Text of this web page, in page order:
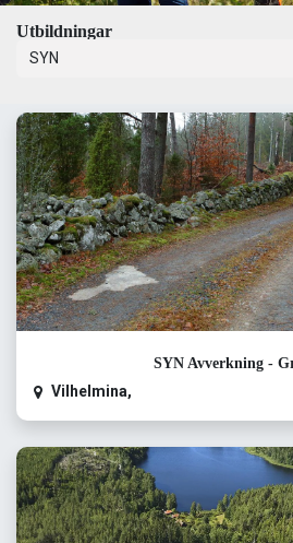
Utbildningar
SYN Avverkning -
Vilhelmina,